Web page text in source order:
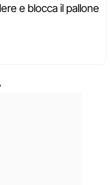
e blocca il pallone